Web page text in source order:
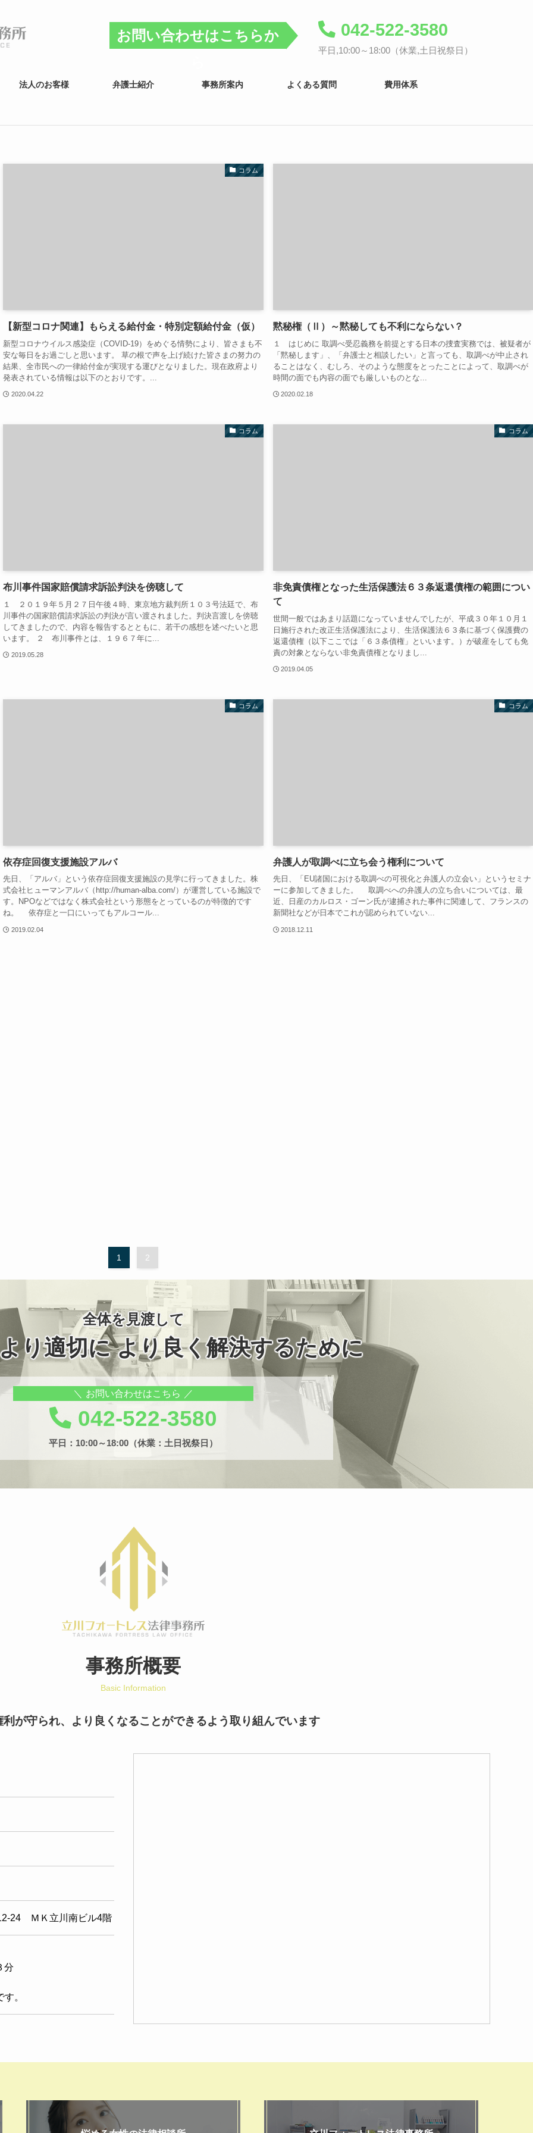
お問い合わせはこちらか
042-522-3580
平日,10:00～18:00（休業,土日祝祭日）
法人のお客様 弁護士紹介 事務所案内 よくある質問 費用体系
コラム
【新型コロナ関連】もらえる給付金・特別定額給付金（仮）
新型コロナウイルス感染症（COVID-19）をめぐる情勢により、皆さまも不
安な毎日をお過ごしと思います。 草の根で声を上げ続けた皆さまの努力の
結果、全市民への一律給付金が実現する運びとなりました。現在政府より
発表されている情報は以下のとおりです。...
2020.04.22
黙秘権（Ⅱ）～黙秘しても不利にならない？
１ はじめに 取調べ受忍義務を前提とする日本の捜査実務では、被疑者が
「黙秘します」、「弁護士と相談したい」と言っても、取調べが中止され
ることはなく、むしろ、そのような態度をとったことによって、取調べが
時間の面でも内容の面でも厳しいものとな...
2020.02.18
コラム
布川事件国家賠償請求訴訟判決を傍聴して
１ ２０１９年５月２７日午後４時、東京地方裁判所１０３号法廷で、布
川事件の国家賠償請求訴訟の判決が言い渡されました。判決言渡しを傍聴
してきましたので、内容を報告するとともに、若干の感想を述べたいと思
います。 ２ 布川事件とは、１９６７年に...
2019.05.28
コラム
非免責債権となった生活保護法６３条返還債権の範囲につい
て
世間一般ではあまり話題になっていませんでしたが、平成３０年１０月１
日施行された改正生活保護法により、生活保護法６３条に基づく保護費の
返還債権（以下ここでは「６３条債権」といいます。）が破産をしても免
責の対象とならない非免責債権となりまし...
2019.04.05
コラム
依存症回復支援施設アルバ
先日、「アルバ」という依存症回復支援施設の見学に行ってきました。株
式会社ヒューマンアルバ（http://human-alba.com/）が運営している施設で
す。NPOなどではなく株式会社という形態をとっているのが特徴的です
ね。 依存症と一口にいってもアルコール...
2019.02.04
コラム
弁護人が取調べに立ち会う権利について
先日、「EU諸国における取調べの可視化と弁護人の立会い」というセミナ
ーに参加してきました。 取調べへの弁護人の立ち合いについては、最
近、日産のカルロス・ゴーン氏が逮捕された事件に関連して、フランスの
新聞社などが日本でこれが認められていない...
2018.12.11
1 2
全体を見渡して
り適切に より良く解決するために
お問い合わせはこちら
042-522-3580
平日：10:00～18:00（休業：土日祝祭日）
事務所概要
Basic Information
が守られ、より良くなることができるよう取り組んでいます
24 ＭＫ立川南ビル4階
分
。